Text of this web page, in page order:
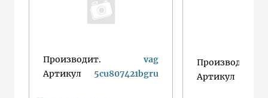
Производит.
vag
Артикул
5cu807421bgru
Производит.
Артикул